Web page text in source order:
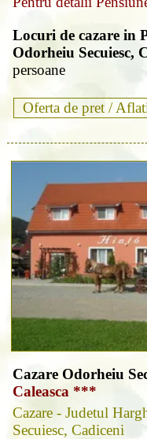
Locuri de cazare in
Odorheiu Secuiesc,
persoane
Oferta de pret /
Cazare Odorheiu
Caleasca ***
Cazare - Judetul
Secuiesc, Cadiceni